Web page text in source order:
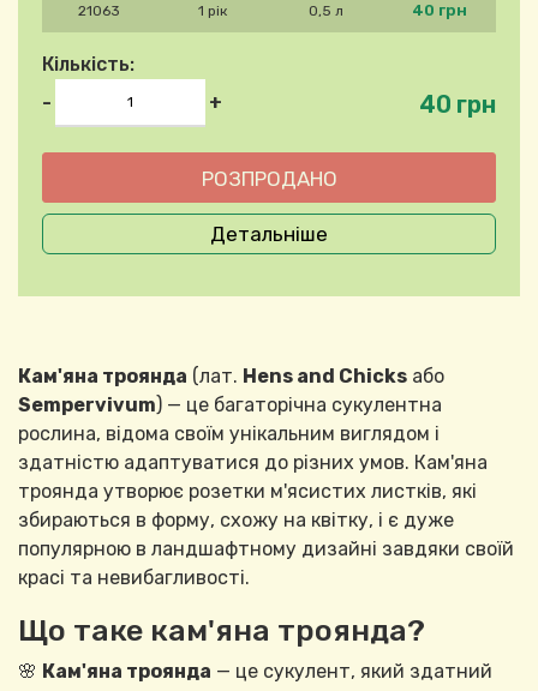
21063 1 рік 0,5 л 40 грн
Кількість:
-
+ 40 грн
Детальніше
Кам'яна троянда (лат. Hens and Chicks або
Sempervivum) — це багаторічна сукулентна
рослина, відома своїм унікальним виглядом і
здатністю адаптуватися до різних умов. Кам'яна
троянда утворює розетки м'ясистих листків, які
збираються в форму, схожу на квітку, і є дуже
популярною в ландшафтному дизайні завдяки своїй
красі та невибагливості.
Що таке кам'яна троянда?
🌸 Кам'яна троянда — це сукулент, який здатний